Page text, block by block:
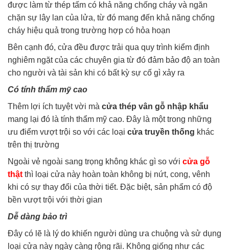
được làm từ thép tấm có khả năng chống cháy và ngăn
chặn sự lây lan của lửa, từ đó mang đến khả năng chống
cháy hiệu quả trong trường hợp có hỏa hoạn
Bên cạnh đó, cửa đều được trải qua quy trình kiểm định
nghiêm ngặt của các chuyên gia từ đó đảm bảo độ an toàn
cho người và tài sản khi có bất kỳ sự cố gì xảy ra
Có tính thẩm mỹ cao
Thêm lợi ích tuyệt vời mà cửa thép vân gỗ nhập khẩu
mang lại đó là tính thẩm mỹ cao. Đây là một trong những
ưu điểm vượt trội so với các loại cửa truyền thống khác
trên thị trường
Ngoài vẻ ngoài sang trọng không khác gì so với cửa gỗ
thật thì loại cửa này hoàn toàn không bị nứt, cong, vênh
khi có sự thay đổi của thời tiết. Đặc biệt, sản phẩm có độ
bền vượt trội với thời gian
Dễ dàng bảo trì
Đây có lẽ là lý do khiến người dùng ưa chuộng và sử dụng
loại cửa này ngày càng rộng rãi. Không giống như các